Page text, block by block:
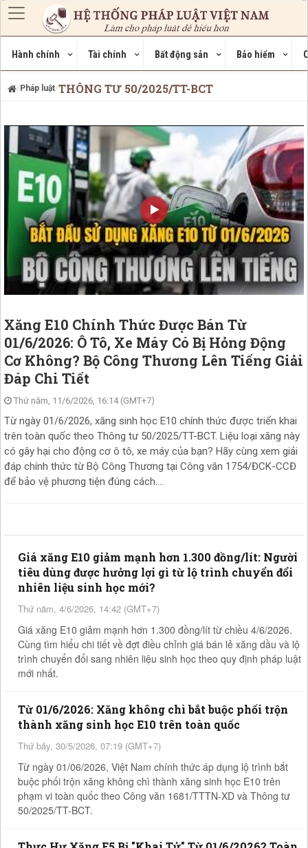
Nhảy đến nội dung
Hành chính Tài chính Bất động sản Bảo hiểm
/ Pháp luật/THÔNG TƯ 50/2025/TT-BCT
Xăng E10 Chính Thức Được Bán Từ
01/6/2026: Ô Tô, Xe Máy Có Bị Hỏng Động
Cơ Không? Bộ Công Thương Lên Tiếng Giải
Đáp Chi Tiết
Thứ năm, 11/6/2026, 16:14 (GMT+7)
Từ ngày 01/6/2026, xăng sinh học E10 chính thức được triển khai
trên toàn quốc theo Thông tư 50/2025/TT-BCT. Liệu loại xăng này
có gây hại cho động cơ ô tô, xe máy của bạn? Hãy cùng xem giải
đáp chính thức từ Bộ Công Thương tại Công văn 1754/ĐCK-CCĐ
để bảo vệ phương tiện đúng cách....
Giá xăng E10 giảm mạnh hơn 1.300 đồng/lít: Người
tiêu dùng được hưởng lợi gì từ lộ trình chuyển đổi
nhiên liệu sinh học mới?
Thứ năm, 4/6/2026, 14:42 (GMT+7)
Giá xăng E10 giảm mạnh hơn 1.300 đồng/lít từ chiều 4/6/2026.
Cùng tìm hiểu chi tiết về đợt điều chỉnh giá bán lẻ xăng dầu và lộ
trình chuyển đổi sang nhiên liệu sinh học theo quy định pháp luật
mới nhất.
Từ 01/6/2026: Xăng không chì bắt buộc phối trộn
thành xăng sinh học E10 trên toàn quốc
Thứ bảy, 30/5/2026, 07:19 (GMT+7)
Từ ngày 01/06/2026, Việt Nam chính thức áp dụng lộ trình bắt
buộc phối trộn xăng không chì thành xăng sinh học E10 trên
phạm vi toàn quốc theo Công văn 1681/TTTN-XD và Thông tư
50/2025/TT-BCT.